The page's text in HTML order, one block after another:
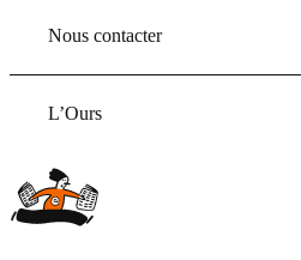
Nous contacter
L’Ours